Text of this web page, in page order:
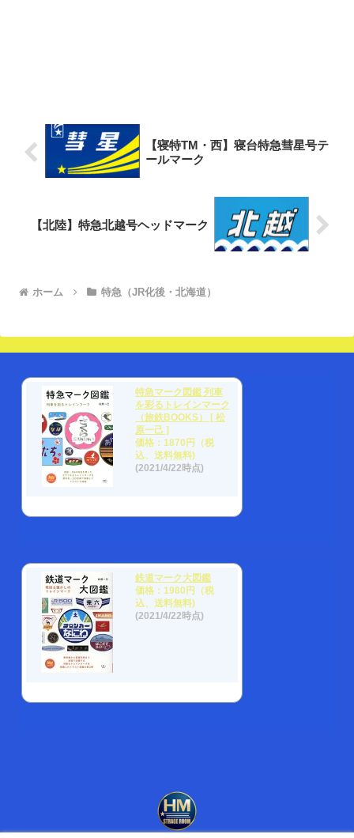
【寝特TM・西】寝台特急彗星号テ
ールマーク
【北陸】特急北越号ヘッドマーク
ホーム 特急（JR化後・北海道）
特急マーク図鑑 列車
を彩るトレインマーク
（旅鉄BOOKS） [ 松
原一己 ]
価格：1870円（税
込、送料無料)
(2021/4/22時点)
鉄道マーク大図鑑
価格：1980円（税
込、送料無料)
(2021/4/22時点)